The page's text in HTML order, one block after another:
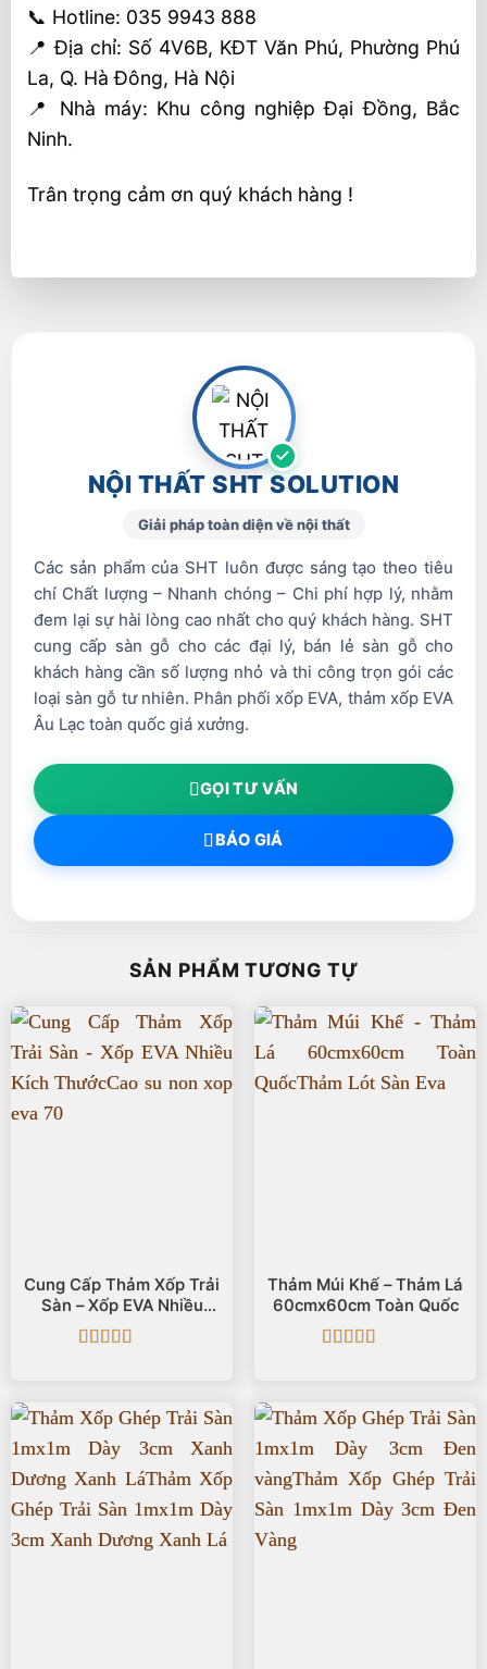
📞 Hotline: 035 9943 888
📍 Địa chỉ: Số 4V6B, KĐT Văn Phú, Phường Phú
La, Q. Hà Đông, Hà Nội
📍 Nhà máy: Khu công nghiệp Đại Đồng, Bắc
Ninh.
Trân trọng cảm ơn quý khách hàng !
NỘI THẤT SHT SOLUTION
Giải pháp toàn diện về nội thất
Các sản phẩm của SHT luôn được sáng tạo theo tiêu
chí Chất lượng – Nhanh chóng – Chi phí hợp lý, nhằm
đem lại sự hài lòng cao nhất cho quý khách hàng. SHT
cung cấp sàn gỗ cho các đại lý, bán lẻ sàn gỗ cho
khách hàng cần số lượng nhỏ và thi công trọn gói các
loại sàn gỗ tư nhiên. Phân phối xốp EVA, thảm xốp EVA
Âu Lạc toàn quốc giá xưởng.
GỌI TƯ VẤN
BÁO GIÁ
SẢN PHẨM TƯƠNG TỰ
Cung Cấp Thảm Xốp Trải
Sàn – Xốp EVA Nhiều
Kích Thước
Thảm Múi Khế – Thảm Lá
60cmx60cm Toàn Quốc